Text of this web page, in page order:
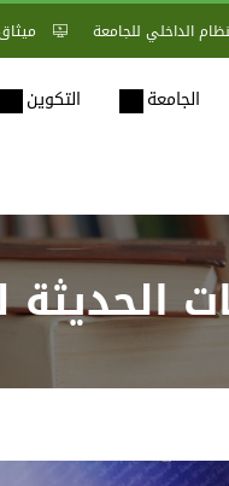
الداخلي للجامعة
الجامعة التكوين
الحديثة